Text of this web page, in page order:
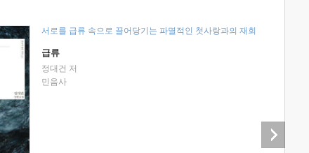
서로를 급류 속으로 끌어당기는 파멸적인 첫사랑과의 재회
급류
정대건 저
민음사